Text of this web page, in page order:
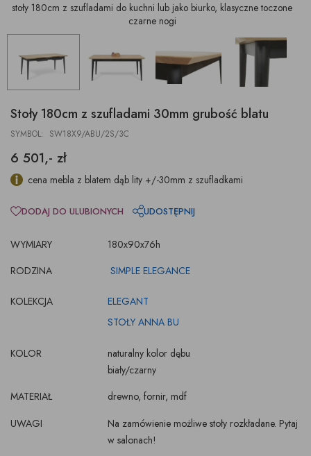
stoły 180cm z szufladami do kuchni lub jako biurko, klasyczne toczone
czarne nogi
Stoły 180cm z szufladami 30mm grubość blatu
SYMBOL: SW18X9/ABU/2S/3C
6 501,- zł
cena mebla z blatem dąb lity +/-30mm z szufladkami
WYMIARY
180x90x76h
RODZINA
SIMPLE ELEGANCE
KOLEKCJA
ELEGANT
STOŁY ANNA BU
KOLOR
naturalny kolor dębu
biały/czarny
MATERIAŁ
drewno, fornir, mdf
UWAGI
Na zamówienie możliwe stoły rozkładane. Pytaj
w salonach!
DODAJ DO ULUBIONYCH UDOSTĘPNIJ